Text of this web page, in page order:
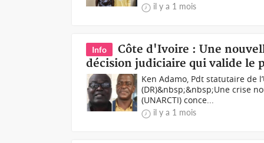
il y a 1 mois
Info
Côte d'Ivoire : Une
décision judiciaire qui valide le
Ken Adamo, Pdt statutaire de
(DR)&nbsp;&nbsp;Une crise
(UNARCTI) conce...
il y a 1 mois